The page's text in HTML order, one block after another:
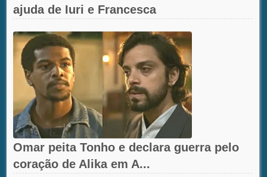
ajuda de Iuri e Francesca
Omar peita Tonho e declara guerra pelo
coração de Alika em A...